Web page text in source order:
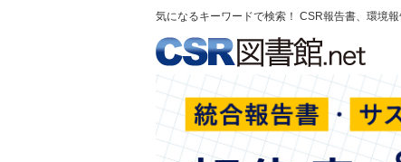
気になるキーワードで検索！ CSR報告書、環境